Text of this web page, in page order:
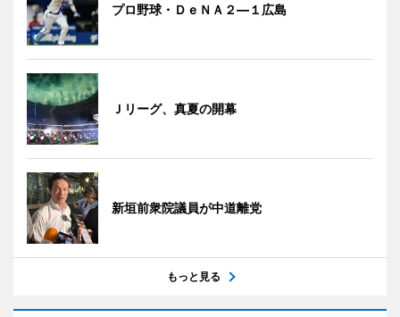
プロ野球・ＤｅＮＡ２―１広島
Ｊリーグ、真夏の開幕
新垣前衆院議員が中道離党
もっと見る